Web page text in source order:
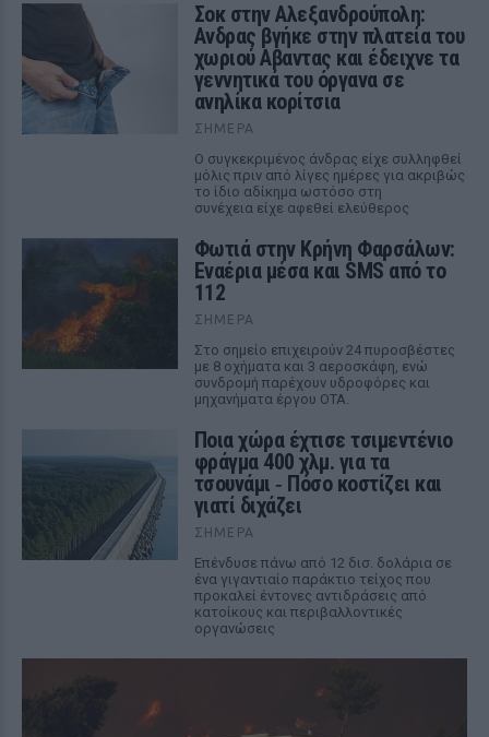
Σοκ στην Αλεξανδρούπολη:
Ανδρας βγήκε στην πλατεία του
χωριού Αβαντας και έδειχνε τα
γεννητικά του όργανα σε
ανηλίκα κορίτσια
ΣΉΜΕΡΑ
Ο συγκεκριμένος άνδρας είχε συλληφθεί
μόλις πριν από λίγες ημέρες για ακριβώς
το ίδιο αδίκημα ωστόσο στη
συνέχεια είχε αφεθεί ελεύθερος
Φωτιά στην Κρήνη Φαρσάλων:
Εναέρια μέσα και SMS από το
112
ΣΉΜΕΡΑ
Στο σημείο επιχειρούν 24 πυροσβέστες
με 8 οχήματα και 3 αεροσκάφη, ενώ
συνδρομή παρέχουν υδροφόρες και
μηχανήματα έργου ΟΤΑ.
Ποια χώρα έχτισε τσιμεντένιο
φράγμα 400 χλμ. για τα
τσουνάμι ‑ Πόσο κοστίζει και
γιατί διχάζει
ΣΉΜΕΡΑ
Επένδυσε πάνω από 12 δισ. δολάρια σε
ένα γιγαντιαίο παράκτιο τείχος που
προκαλεί έντονες αντιδράσεις από
κατοίκους και περιβαλλοντικές
οργανώσεις